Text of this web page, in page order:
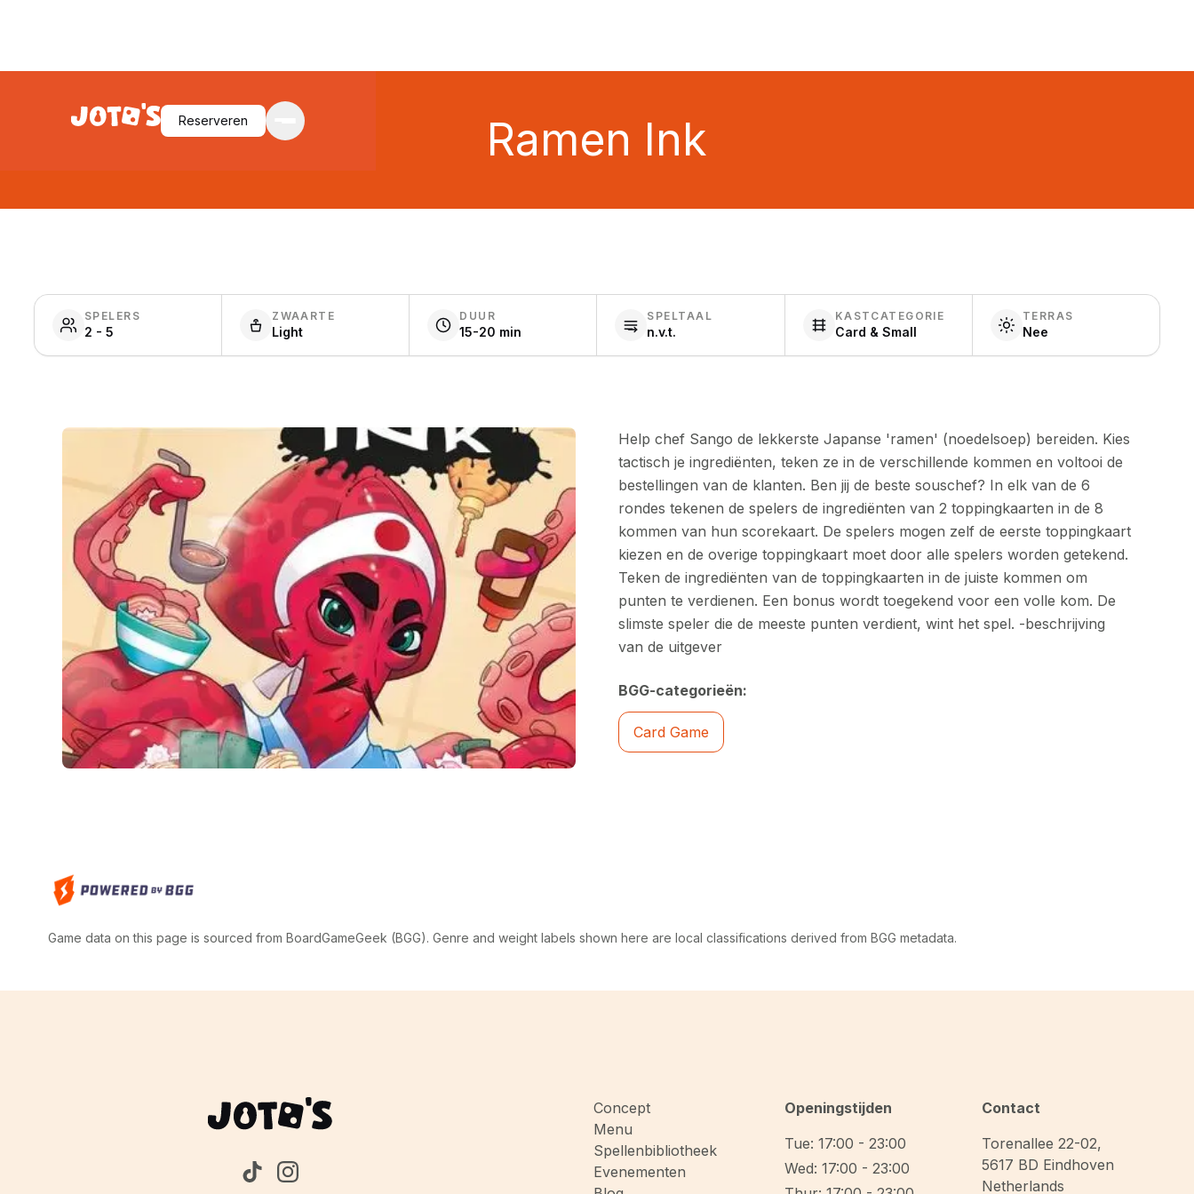
Reserveren Ramen Ink
SPELERS
2 - 5
ZWAARTE
Light
DUUR
15-20 min
SPELTAAL
n.v.t.
KASTCATEGORIE
Card & Small
TERRAS
Nee
Help chef Sango de lekkerste Japanse 'ramen' (noedelsoep) bereiden. Kies
tactisch je ingrediënten, teken ze in de verschillende kommen en voltooi de
bestellingen van de klanten. Ben jij de beste souschef? In elk van de 6
rondes tekenen de spelers de ingrediënten van 2 toppingkaarten in de 8
kommen van hun scorekaart. De spelers mogen zelf de eerste toppingkaart
kiezen en de overige toppingkaart moet door alle spelers worden getekend.
Teken de ingrediënten van de toppingkaarten in de juiste kommen om
punten te verdienen. Een bonus wordt toegekend voor een volle kom. De
slimste speler die de meeste punten verdient, wint het spel. -beschrijving
van de uitgever
BGG-categorieën:
Card Game
Game data on this page is sourced from BoardGameGeek (BGG). Genre and weight labels shown here are local classifications derived from BGG metadata.
Concept
Menu
Spellenbibliotheek
Evenementen
Openingstijden
Tue: 17:00 - 23:00
Wed: 17:00 - 23:00
Contact
Torenallee 22-02,
5617 BD Eindhoven
Netherlands